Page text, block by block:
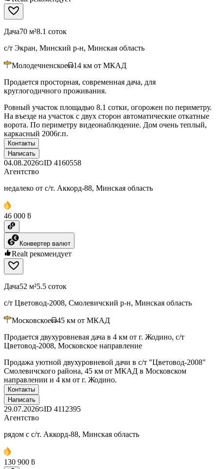
Дача70 м²8.1 соток
с/т Экран, Минский р-н, Минская область
Молодечненское 14 км от МКАД
Продается просторная, современная дача, для
круглогодичного проживания.
Ровный участок площадью 8.1 сотки, огорожен по периметру.
На въезде на участок с двух сторон автоматические откатные
ворота. По периметру видеонаблюдение. Дом очень теплый,
каркасный 2006г.п.
Контакты
Написать
04.08.2026 ID 4160558
Агентство
недалеко от с/т. Аккорд-88, Минская область
46 000 ƃ
Конвертер валют
Realt рекомендует
Дача52 м²5.5 соток
с/т Цветовод-2008, Смолевичский р-н, Минская область
Московское 45 км от МКАД
Продается двухуровневая дача в 4 км от г. Жодино, с/т
Цветовод-2008, Московское направление
Продажа уютной двухуровневой дачи в с/т "Цветовод-2008"
Смолевичского района, 45 км от МКАД в Московском
направлении и 4 км от г. Жодино.
Контакты
Написать
29.07.2026 ID 4112395
Агентство
рядом с с/т. Аккорд-88, Минская область
130 900 ƃ